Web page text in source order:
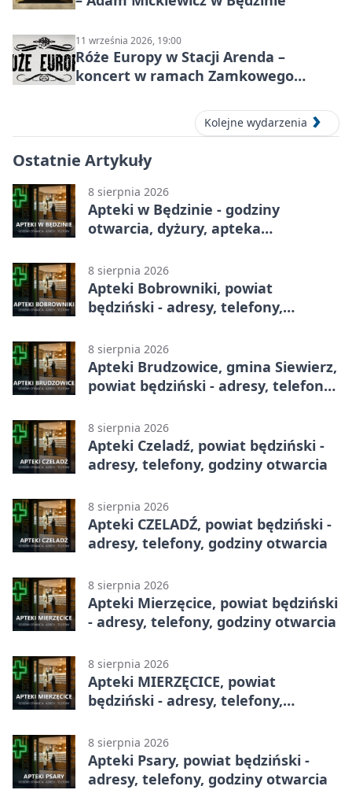
11 września 2026, 19:00
Róże Europy w Stacji Arenda –
koncert w ramach Zamkowego
Kolejne wydarzenia
Ostatnie Artykuły
8 sierpnia 2026
Apteki w Będzinie - godziny
otwarcia, dyżury, apteka
8 sierpnia 2026
Apteki Bobrowniki, powiat
będziński - adresy, telefony,
8 sierpnia 2026
Apteki Brudzowice, gmina Siewierz,
powiat będziński - adresy, telefony,
8 sierpnia 2026
Apteki Czeladź, powiat będziński -
adresy, telefony, godziny otwarcia
8 sierpnia 2026
Apteki CZELADŹ, powiat będziński -
adresy, telefony, godziny otwarcia
8 sierpnia 2026
Apteki Mierzęcice, powiat będziński
- adresy, telefony, godziny otwarcia
8 sierpnia 2026
Apteki MIERZĘCICE, powiat
będziński - adresy, telefony,
8 sierpnia 2026
Apteki Psary, powiat będziński -
adresy, telefony, godziny otwarcia